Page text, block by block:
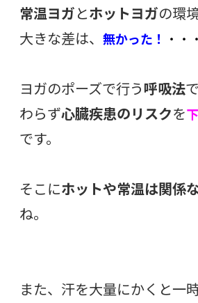
常温ヨガ とホットヨガの環
大きな差は、 無かった！ ・・・
ヨガのポーズで行う 呼吸法
わらず心臓疾患のリスクを
です。
そこにホットや常温は関係
ね。
また、汗を大量にかくと一